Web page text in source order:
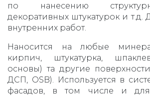
по нанесению
декоративных штукатурок и т.д.
внутренних работ.
Наносится на любые
кирпич, штукатурка,
основы) та другие
ДСП, OSB). Используется в
фасадов, в том числе и для